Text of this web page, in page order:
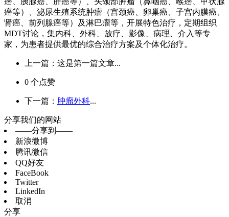
癌等）、泌尿生殖系统肿瘤（宫颈癌、卵巢癌、子宫内膜癌、
肾癌、前列腺癌等）及淋巴瘤等，开展特色治疗，定期组织
MDT讨论，集内科、外科、放疗、影像、病理、介入等专
家，为患者提供最优的综合治疗方案及个体化治疗。
上一篇：这是第一篇文章...
0 个点赞
下一篇： 肿瘤外科...
分享我们的网站
——分享到——
新浪微博
腾讯微信
QQ好友
FaceBook
Twitter
LinkedIn
取消
分享